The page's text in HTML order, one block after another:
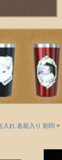
入れ 名前入り 刻印